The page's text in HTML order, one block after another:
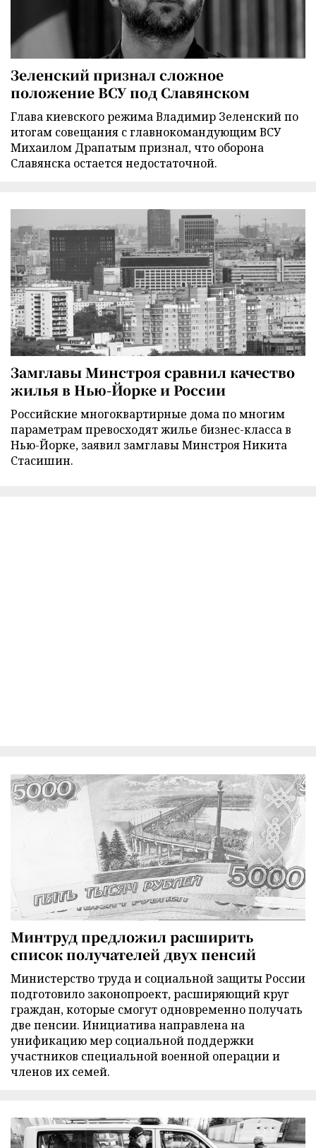
Зеленский признал сложное
положение ВСУ под Славянском
Глава киевского режима Владимир Зеленский по
итогам совещания с главнокомандующим ВСУ
Михаилом Драпатым признал, что оборона
Славянска остается недостаточной.
Замглавы Минстроя сравнил качество
жилья в Нью-Йорке и России
Российские многоквартирные дома по многим
параметрам превосходят жилье бизнес-класса в
Нью-Йорке, заявил замглавы Минстроя Никита
Стасишин.
Минтруд предложил расширить
список получателей двух пенсий
Министерство труда и социальной защиты России
подготовило законопроект, расширяющий круг
граждан, которые смогут одновременно получать
две пенсии. Инициатива направлена на
унификацию мер социальной поддержки
участников специальной военной операции и
членов их семей.